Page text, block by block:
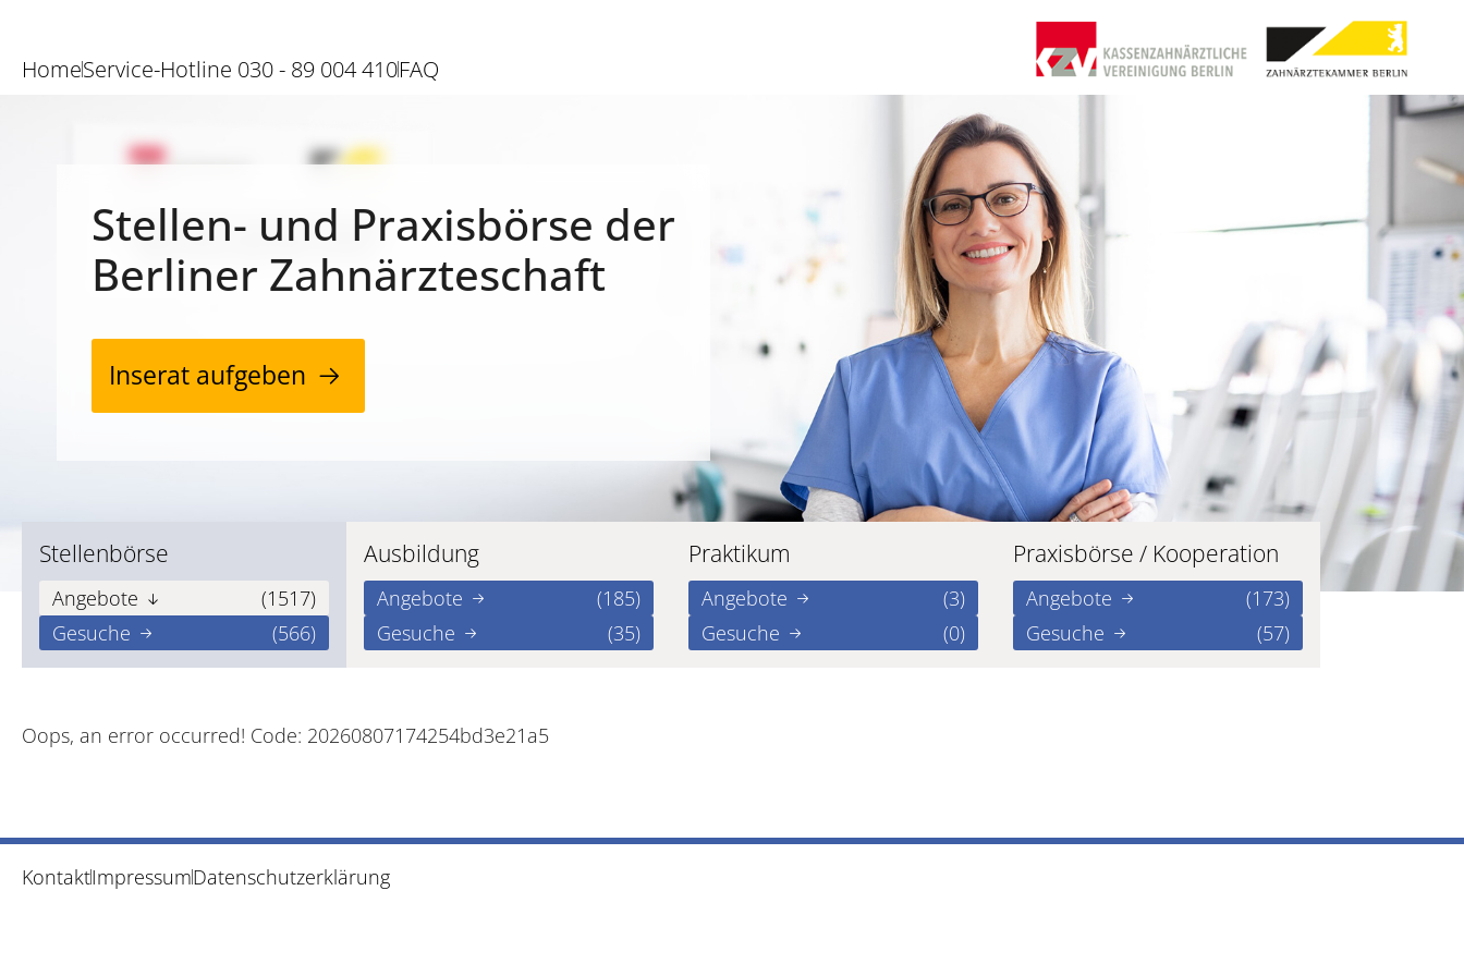
HomeService-Hotline 030 - 89 004 410FAQ
Stellen- und Praxisbörse der
Berliner Zahnärzteschaft
Inserat aufgeben
Stellenbörse
Angebote
(1517)
Gesuche
(566)
Ausbildung
Angebote
(185)
Gesuche
(35)
Praktikum
Angebote
(3)
Gesuche
(0)
Praxisbörse / Kooperation
Angebote
(173)
Gesuche
(57)
Oops, an error occurred! Code: 20260807174254bd3e21a5
KontaktImpressumDatenschutzerklärung